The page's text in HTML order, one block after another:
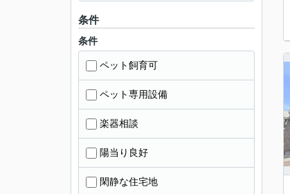
条件
条件
ペット飼育可
ペット専用設備
楽器相談
陽当り良好
閑静な住宅地